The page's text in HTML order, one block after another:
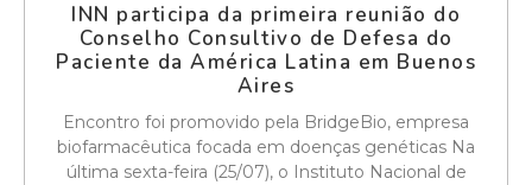
INN participa da primeira reunião do
Conselho Consultivo de Defesa do
Paciente da América Latina em Buenos
Aires
Encontro foi promovido pela BridgeBio, empresa
biofarmacêutica focada em doenças genéticas Na
última sexta-feira (25/07), o Instituto Nacional de